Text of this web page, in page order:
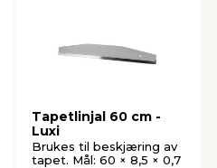
Tapetlinjal 60 cm -
Luxi
Brukes til beskjæring av
tapet. Mål: 60 × 8,5 × 0,7